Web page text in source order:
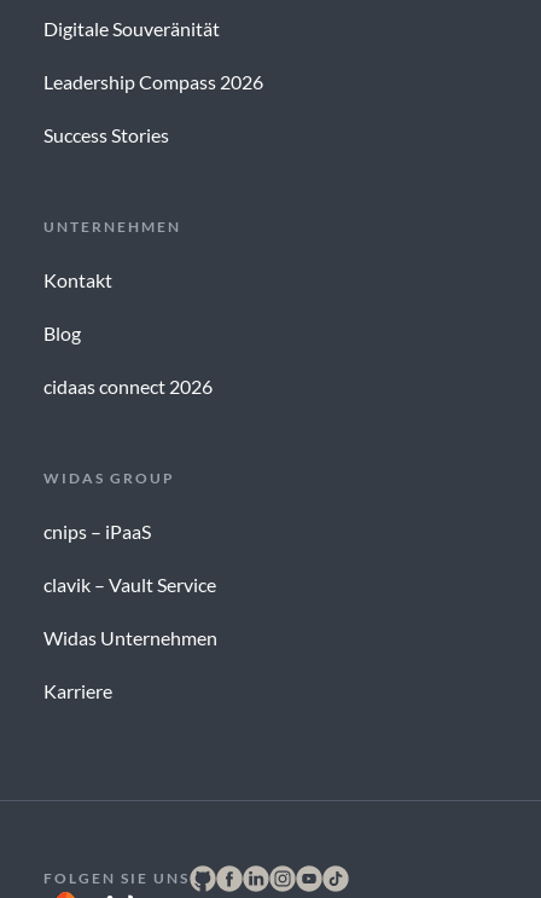
Digitale Souveränität
Leadership Compass 2026
Success Stories
UNTERNEHMEN
Kontakt
Blog
cidaas connect 2026
WIDAS GROUP
cnips – iPaaS
clavik – Vault Service
Widas Unternehmen
Karriere
FOLGEN SIE UNS